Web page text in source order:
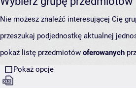
Nie możesz znaleźć interesującej Cię
przeszukaj podjednostkę aktualnej
pokaż listę przedmiotów oferowanych
Pokaż opcje